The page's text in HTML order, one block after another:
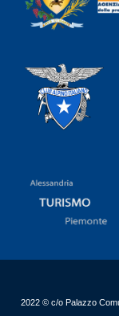
2022 © c/o Palazzo